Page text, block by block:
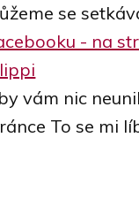
se
- na
vám nic
To se mi